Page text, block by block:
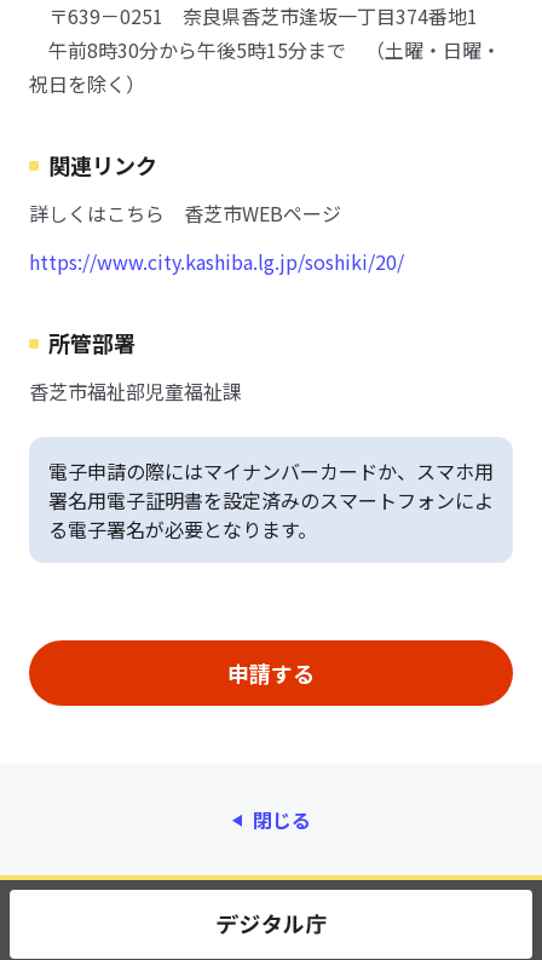
〒639－0251 奈良県香芝市逢坂一丁目374番地1
午前8時30分から午後5時15分まで （土曜・日曜・
祝日を除く）
関連リンク
詳しくはこちら 香芝市WEBページ
https://www.city.kashiba.lg.jp/soshiki/20/
所管部署
香芝市福祉部児童福祉課
電子申請の際にはマイナンバーカードか、スマホ用
署名用電子証明書を設定済みのスマートフォンによ
る電子署名が必要となります。
閉じる